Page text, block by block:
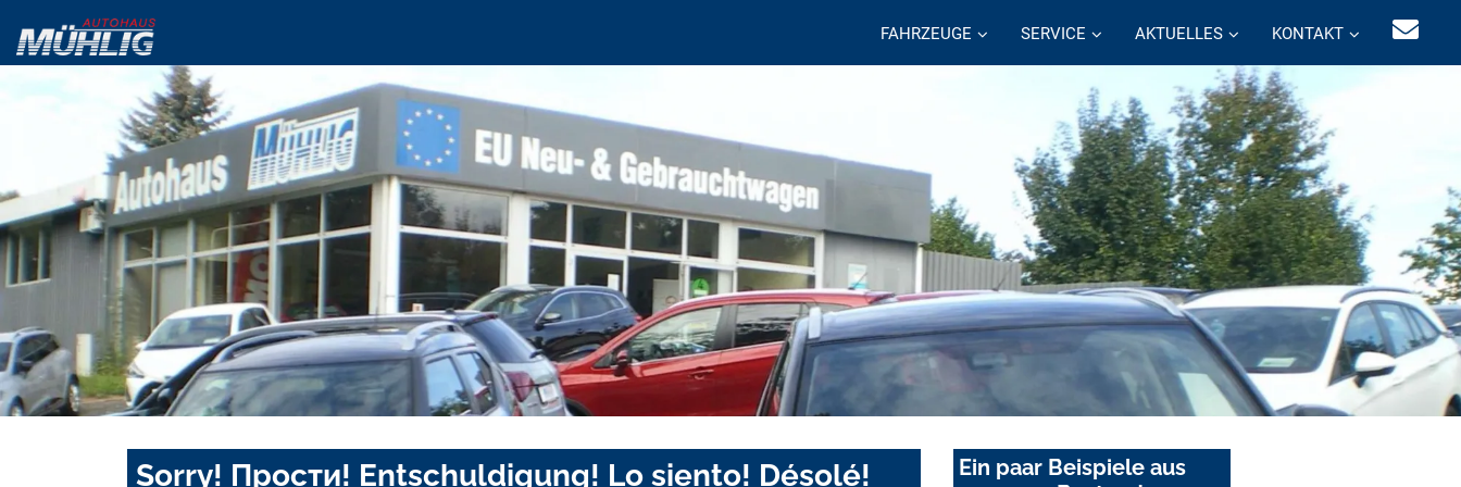
FAHRZEUGE SERVICE AKTUELLES KONTAKT
Sorry! Прости! Entschuldigung! Lo siento! Désolé!
Ein paar Beispiele aus